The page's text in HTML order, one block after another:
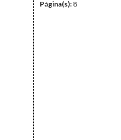
Página(s): 8